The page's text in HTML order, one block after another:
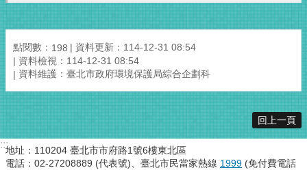
點閱數： 198
資料更新：114-12-31 08:54
資料檢視：114-12-31 08:54
資料維護：臺北市政府環境保護局綜合企劃科
回上一頁
:::地址：110204 臺北市市府路1號6樓東北區
電話：02-27208889 (代表號)、臺北市民當家熱線 1999 (免付費電話